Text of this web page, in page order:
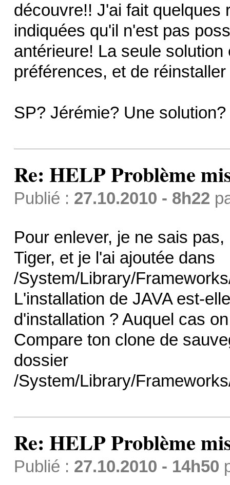
découvre!! J'ai fait quelques
indiquées qu'il n'est pas
antérieure! La seule
préférences, et de
SP? Jérémie? Une solution?
Re: HELP Problème
Publié : 27.10.2010 - 8h22
Pour enlever, je ne sais
Tiger, et je l'ai ajoutée dans
/System/Library/
L'installation de JAVA est-
d'installation ? Auquel cas
Compare ton clone de
dossier
/System/Library/
Re: HELP Problème
Publié : 27.10.2010 - 14h50